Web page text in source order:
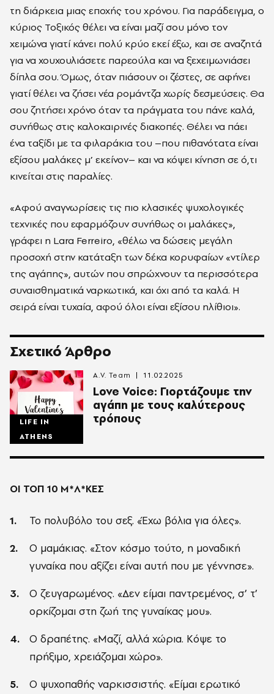
τη διάρκεια μιας εποχής του χρόνου. Για παράδειγμα, ο
κύριος Τοξικός θέλει να είναι μαζί σου μόνο τον
χειμώνα γιατί κάνει πολύ κρύο εκεί έξω, και σε αναζητά
για να χουχουλιάσετε παρεούλα και να ξεχειμωνιάσει
δίπλα σου. Όμως, όταν πιάσουν οι ζέστες, σε αφήνει
γιατί θέλει να ζήσει νέα ρομάντζα χωρίς δεσμεύσεις. Θα
σου ζητήσει χρόνο όταν τα πράγματα του πάνε καλά,
συνήθως στις καλοκαιρινές διακοπές. Θέλει να πάει
ένα ταξίδι με τα φιλαράκια του –που πιθανότατα είναι
εξίσου μαλάκες μ’ εκείνον– και να κόψει κίνηση σε ό,τι
κινείται στις παραλίες.
«Αφού αναγνωρίσεις τις πιο κλασικές ψυχολογικές
τεχνικές που εφαρμόζουν συνήθως οι μαλάκες»,
γράφει η Lara Ferreiro, «θέλω να δώσεις μεγάλη
προσοχή στην κατάταξη των δέκα κορυφαίων «ντίλερ
της αγάπης», αυτών που σπρώχνουν τα περισσότερα
συναισθηματικά ναρκωτικά, και όχι από τα καλά. Η
σειρά είναι τυχαία, αφού όλοι είναι εξίσου ηλίθιοι».
Σχετικό Άρθρο
LIFE IN
ATHENS
Love Voice: Γιορτάζουμε την
αγάπη με τους καλύτερους
τρόπους
A.V. Team 11.02.2025
ΟΙ ΤΟΠ 10 Μ*Λ*ΚΕΣ
Το πολυβόλο του σεξ. «Έχω βόλια για όλες».
Ο μαμάκιας. «Στον κόσμο τούτο, η μοναδική
γυναίκα που αξίζει είναι αυτή που με γέννησε».
Ο ζευγαρωμένος. «Δεν είμαι παντρεμένος, σ’ τ’
ορκίζομαι στη ζωή της γυναίκας μου».
Ο δραπέτης. «Μαζί, αλλά χώρια. Κόψε το
πρήξιμο, χρειάζομαι χώρο».
Ο ψυχοπαθής ναρκισσιστής. «Είμαι ερωτικό